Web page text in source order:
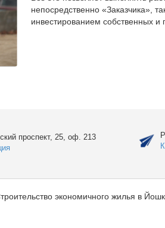
непосредственно «Заказчика»,
инвестированием собственных и
проспект, 25, оф. 213
экономичного жилья в